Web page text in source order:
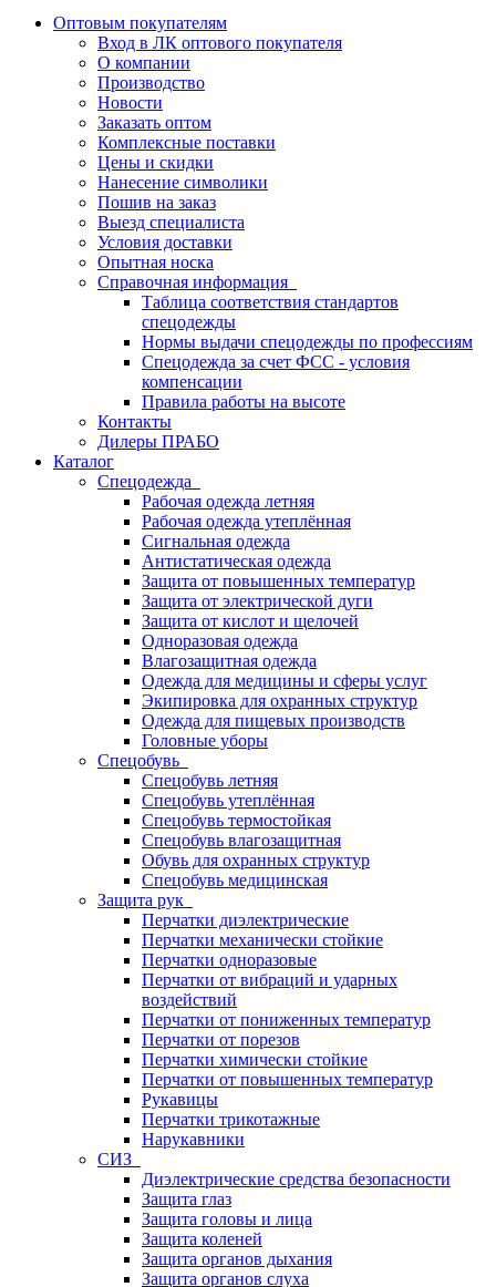
Оптовым покупателям
Вход в ЛК оптового покупателя
О компании
Производство
Новости
Заказать оптом
Комплексные поставки
Цены и скидки
Нанесение символики
Пошив на заказ
Выезд специалиста
Условия доставки
Опытная носка
Справочная информация
Таблица соответствия стандартов
спецодежды
Нормы выдачи спецодежды по профессиям
Спецодежда за счет ФСС - условия
компенсации
Правила работы на высоте
Контакты
Дилеры ПРАБО
Каталог
Спецодежда
Рабочая одежда летняя
Рабочая одежда утеплённая
Сигнальная одежда
Антистатическая одежда
Защита от повышенных температур
Защита от электрической дуги
Защита от кислот и щелочей
Одноразовая одежда
Влагозащитная одежда
Одежда для медицины и сферы услуг
Экипировка для охранных структур
Одежда для пищевых производств
Головные уборы
Спецобувь
Спецобувь летняя
Спецобувь утеплённая
Спецобувь термостойкая
Спецобувь влагозащитная
Обувь для охранных структур
Спецобувь медицинская
Защита рук
Перчатки диэлектрические
Перчатки механически стойкие
Перчатки одноразовые
Перчатки от вибраций и ударных
воздействий
Перчатки от пониженных температур
Перчатки от порезов
Перчатки химически стойкие
Перчатки от повышенных температур
Рукавицы
Перчатки трикотажные
Нарукавники
СИЗ
Диэлектрические средства безопасности
Защита глаз
Защита головы и лица
Защита коленей
Защита органов дыхания
Защита органов слуха